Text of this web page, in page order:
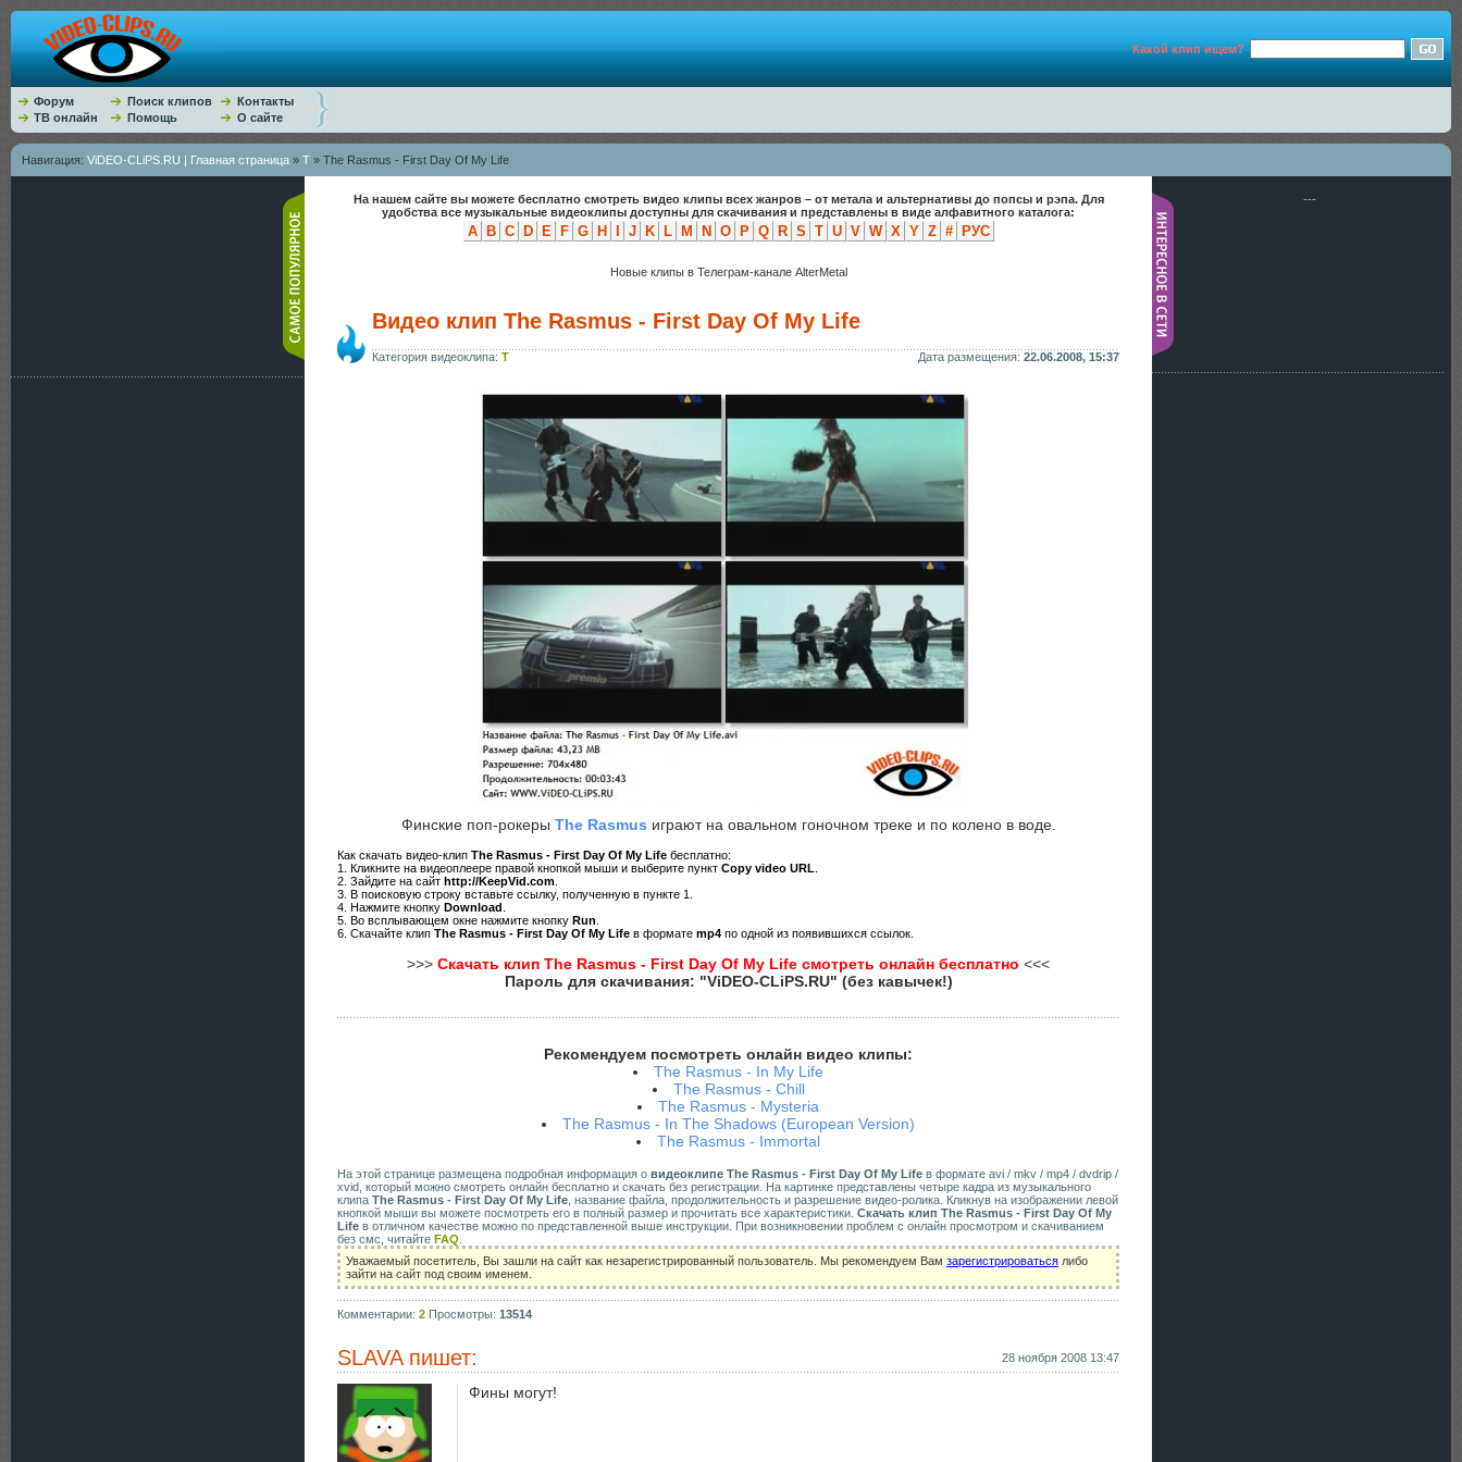
Какой клип ищем?
Форум Поиск клипов
Контакты
ТВ онлайн
Помощь О сайте
Навигация: ViDEO-CLiPS.RU | Главная страница » T » The Rasmus - First Day Of My Life
На нашем сайте вы можете бесплатно смотреть видео клипы всех жанров – от метала и альтернативы до попсы и рэпа. Для
удобства все музыкальные видеоклипы доступны для скачивания и представлены в виде алфавитного каталога:
A B C D E F G H J K L M N O P Q R S T U V W X Y Z # РУС
Новые клипы в Телеграм-канале AlterMetal
Видео клип The Rasmus - First Day Of My Life
Категория видеоклипа: T Дата размещения: 22.06.2008, 15:37
Финские поп-рокеры The Rasmus играют на овальном гоночном треке и по колено в воде.
Как скачать видео-клип The Rasmus - First Day Of My Life бесплатно:
1. Кликните на видеоплеере правой кнопкой мыши и выберите пункт Copy video URL
2. Зайдите на сайт http://KeepVid.com
3. В поисковую строку вставьте ссылку, полученную в пункте 1.
4. Нажмите кнопку Download
5. Во всплывающем окне нажмите кнопку Run
6. Скачайте клип The Rasmus - First Day Of My Life в формате mp4 по одной из появившихся ссылок.
>>> Скачать клип The Rasmus - First Day Of My Life смотреть онлайн бесплатно <<<
Пароль для скачивания: "ViDEO-CLiPS.RU" (без кавычек!)
Рекомендуем посмотреть онлайн видео клипы:
The Rasmus - In My Life
The Rasmus - Chill
The Rasmus - Mysteria
The Rasmus - In The Shadows (European Version)
The Rasmus - Immortal
На этой странице размещена подробная информация о видеоклипе The Rasmus - First Day Of My Life в формате avi / mkv / mp4 / dvdrip /
xvid, который можно смотреть онлайн бесплатно и скачать без регистрации. На картинке представлены четыре кадра из музыкального
клипа The Rasmus - First Day Of My Life , название файла, продолжительность и разрешение видео-ролика. Кликнув на изображении левой
кнопкой мыши вы можете посмотреть его в полный размер и прочитать все характеристики. Скачать клип The Rasmus - First Day Of My
Life в отличном качестве можно по представленной выше инструкции. При возникновении проблем с онлайн просмотром и скачиванием
без смс, читайте FAQ
Уважаемый посетитель, Вы зашли на сайт как незарегистрированный пользователь. Мы рекомендуем Вам зарегистрироваться либо
зайти на сайт под своим именем.
Комментарии: 2 Просмотры: 13514
SLAVAпишет: 28 ноября 2008 13:47
Фины могут!
---